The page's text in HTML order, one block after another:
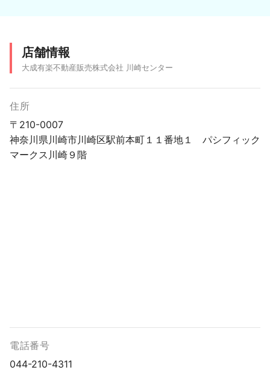
店舗情報
大成有楽不動産販売株式会社 川崎センター
住所
〒210-0007
神奈川県川崎市川崎区駅前本町１１番地１ パシフィック
マークス川崎９階
電話番号
044-210-4311